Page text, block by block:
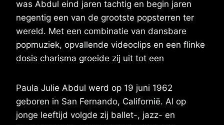
was Abdul eind jaren tachtig en begin jaren
negentig een van de grootste popsterren ter
wereld. Met een combinatie van dansbare
popmuziek, opvallende videoclips en een flinke
dosis charisma groeide zij uit tot een
Paula Julie Abdul werd op 19 juni 1962
geboren in San Fernando, Californië. Al op
jonge leeftijd volgde zij ballet-, jazz- en